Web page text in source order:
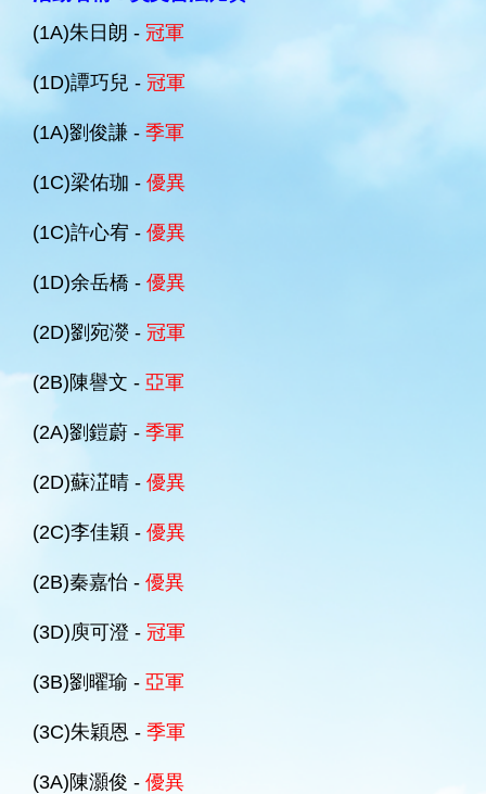
(1A)朱日朗 - 冠軍
(1D)譚巧兒 - 冠軍
(1A)劉俊謙 - 季軍
(1C)梁佑珈 - 優異
(1C)許心宥 - 優異
(1D)余岳橋 - 優異
(2D)劉宛濙 - 冠軍
(2B)陳譽文 - 亞軍
(2A)劉鎧蔚 - 季軍
(2D)蘇淽晴 - 優異
(2C)李佳穎 - 優異
(2B)秦嘉怡 - 優異
(3D)庾可澄 - 冠軍
(3B)劉曜瑜 - 亞軍
(3C)朱穎恩 - 季軍
(3A)陳灝俊 - 優異